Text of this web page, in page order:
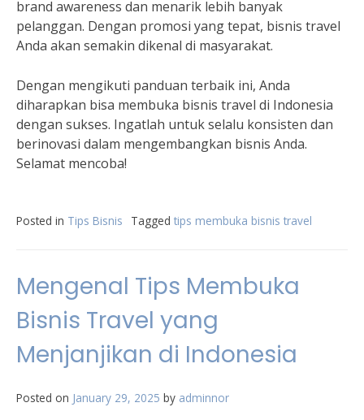
brand awareness dan menarik lebih banyak
pelanggan. Dengan promosi yang tepat, bisnis travel
Anda akan semakin dikenal di masyarakat.
Dengan mengikuti panduan terbaik ini, Anda
diharapkan bisa membuka bisnis travel di Indonesia
dengan sukses. Ingatlah untuk selalu konsisten dan
berinovasi dalam mengembangkan bisnis Anda.
Selamat mencoba!
Posted in Tips Bisnis Tagged tips membuka bisnis travel
Mengenal Tips Membuka
Bisnis Travel yang
Menjanjikan di Indonesia
Posted on January 29, 2025 by adminnor